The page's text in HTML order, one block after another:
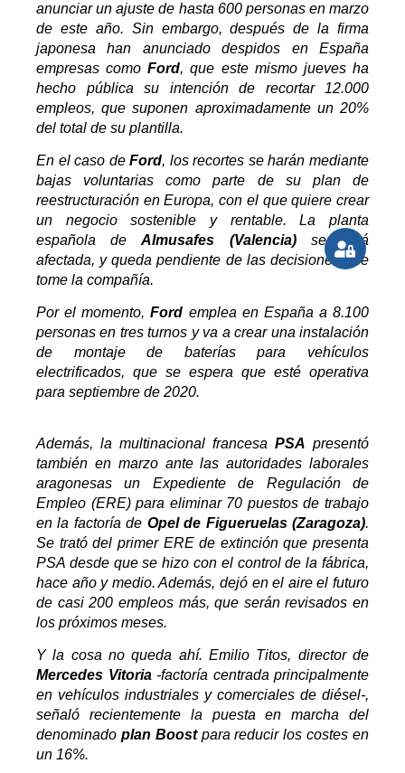
anunciar un ajuste de hasta 600 personas en marzo
de este año. Sin embargo, después de la firma
japonesa han anunciado despidos en España
empresas comoFord, que este mismo jueves ha
hecho pública su intención de recortar 12.000
empleos, que suponen aproximadamente un 20%
del total de su plantilla.
En el caso deFord, los recortes se harán mediante
bajas voluntarias como parte de su plan de
reestructuración en Europa, con el que quiere crear
un negocio sostenible y rentable. La planta
española deAlmusafes (Valencia)se verá
afectada, y queda pendiente de las decisiones que
tome la compañía.
Por el momento,Ford emplea en España a 8.100
personas en tres turnos y va a crear una instalación
de montaje de baterías para vehículos
electrificados, que se espera que esté operativa
para septiembre de 2020.
Además, la multinacional francesa PSA presentó
también en marzo ante las autoridades laborales
aragonesas un Expediente de Regulación de
Empleo (ERE) para eliminar 70 puestos de trabajo
en la factoría de Opel de Figueruelas (Zaragoza).
Se trató del primer ERE de extinción que presenta
PSA desde que se hizo con el control de la fábrica,
hace año y medio. Además, dejó en el aire el futuro
de casi 200 empleos más, que serán revisados en
los próximos meses.
Y la cosa no queda ahí. Emilio Titos, director de
Mercedes Vitoria-factoría centrada principalmente
en vehículos industriales y comerciales de diésel-,
señaló recientemente la puesta en marcha del
denominado plan Boostpara reducir los costes en
un 16%.